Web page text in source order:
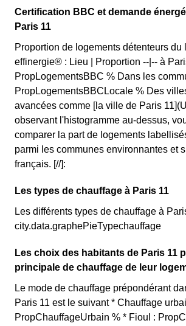
Certification BBC et demande
Paris 11
Proportion de logements détenteurs du
effinergie® : Lieu | Proportion --|-- à
PropLogementsBBC % Dans les
PropLogementsBBCLocale % Des
avancées comme [la ville de Paris
observant l'histogramme au-dessus,
comparer la part de logements
parmi les communes environnantes et
français. [//]:
Les types de chauffage à Paris 11
Les différents types de chauffage à
city.data.graphePieTypechauffage
Les choix des habitants de Paris 11
principale de chauffage de leur
Le mode de chauffage prépondérant
Paris 11 est le suivant * Chauffage
PropChauffageUrbain % * Fioul :